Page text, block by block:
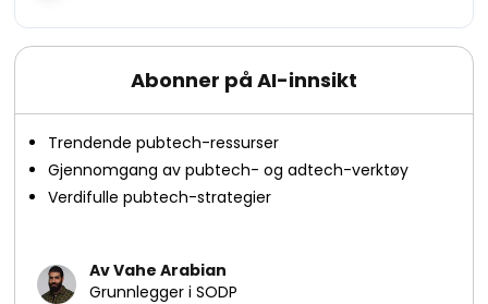
Abonner på AI-innsikt
Trendende pubtech-ressurser
Gjennomgang av pubtech- og adtech-verktøy
Verdifulle pubtech-strategier
Av Vahe Arabian
Grunnlegger i SODP